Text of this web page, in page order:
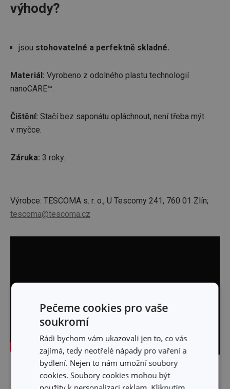
výhody?
jsou stohovatelné a perfektně skladné.
Materiál: Vyrobeno z odolného plastu technologií
nanoCARE™.
Čištění: Stačí bez saponátu opláchnout, není třeba mýt
v myčce.
Záruka: 3 roky.
Výrobce: TESCOMA s. r. o., U Tescomy 241, 760 01 Zlín;
tescoma@tescoma.cz
Skrýt text
Pečeme cookies pro vaše
soukromí
Rádi bychom vám ukazovali jen to, co vás
zajímá, tedy neotřelé nápady pro vaření a
bydlení. Nejen to nám umožní soubory
cookies. Soubory cookies mohou být